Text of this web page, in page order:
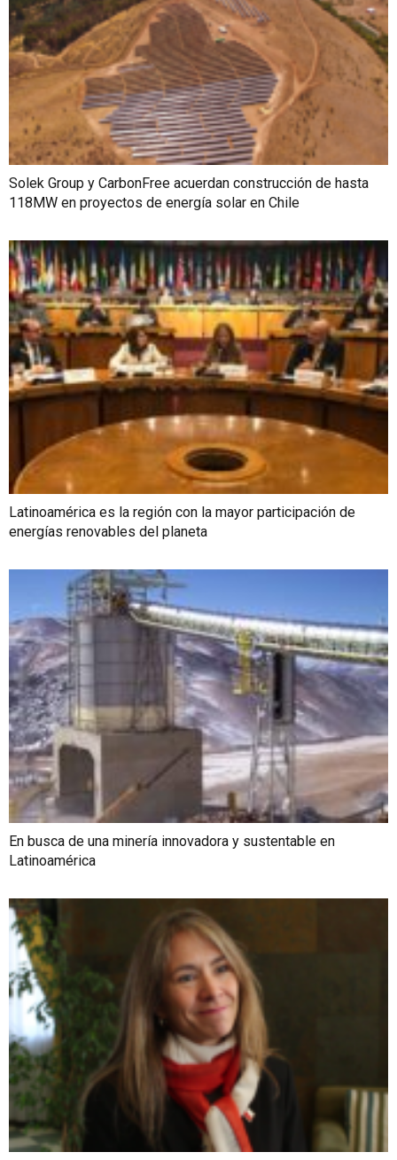
Solek Group y CarbonFree acuerdan construcción de hasta
118MW en proyectos de energía solar en Chile
Latinoamérica es la región con la mayor participación de
energías renovables del planeta
En busca de una minería innovadora y sustentable en
Latinoamérica